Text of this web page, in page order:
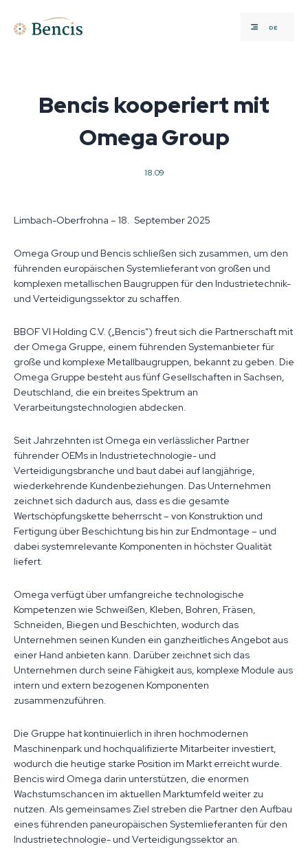
DE
Bencis kooperiert mit
Omega Group
18.09
Limbach-Oberfrohna – 18. September 2025
Omega Group und Bencis schließen sich zusammen, um den
führenden europäischen Systemlieferant von großen und
komplexen metallischen Baugruppen für den Industrietechnik-
und Verteidigungssektor zu schaffen.
BBOF VI Holding C.V. („Bencis“) freut sich die Partnerschaft mit
der Omega Gruppe, einem führenden Systemanbieter für
große und komplexe Metallbaugruppen, bekannt zu geben. Die
Omega Gruppe besteht aus fünf Gesellschaften in Sachsen,
Deutschland, die ein breites Spektrum an
Verarbeitungstechnologien abdecken.
Seit Jahrzehnten ist Omega ein verlässlicher Partner
führender OEMs in Industrietechnologie- und
Verteidigungsbranche und baut dabei auf langjährige,
wiederkehrende Kundenbeziehungen. Das Unternehmen
zeichnet sich dadurch aus, dass es die gesamte
Wertschöpfungskette beherrscht – von Konstruktion und
Fertigung über Beschichtung bis hin zur Endmontage – und
dabei systemrelevante Komponenten in höchster Qualität
liefert.
Omega verfügt über umfangreiche technologische
Kompetenzen wie Schweißen, Kleben, Bohren, Fräsen,
Schneiden, Biegen und Beschichten, wodurch das
Unternehmen seinen Kunden ein ganzheitliches Angebot aus
einer Hand anbieten kann. Darüber zeichnet sich das
Unternehmen durch seine Fähigkeit aus, komplexe Module aus
intern und extern bezogenen Komponenten
zusammenzuführen.
Die Gruppe hat kontinuierlich in ihren hochmodernen
Maschinenpark und hochqualifizierte Mitarbeiter investiert,
wodurch die heutige starke Position im Markt erreicht wurde.
Bencis wird Omega darin unterstützen, die enormen
Wachstumschancen im aktuellen Marktumfeld weiter zu
nutzen. Als gemeinsames Ziel streben die Partner den Aufbau
eines führenden paneuropäischen Systemlieferanten für den
Industrietechnologie- und Verteidigungssektor an.